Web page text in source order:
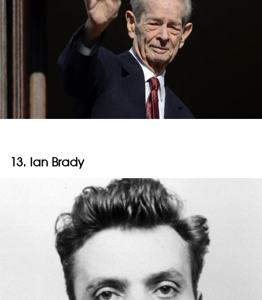
13. Ian Brady